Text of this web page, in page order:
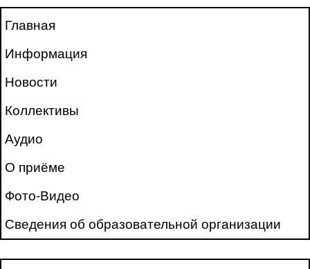
Главная
Информация
Новости
Коллективы
Аудио
О приёме
Фото-Видео
Сведения об образовательной организации